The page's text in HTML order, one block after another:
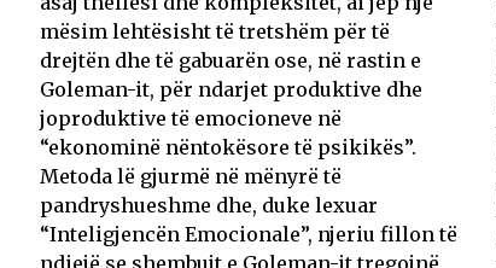
mësim lehtësisht të tretshëm për të
drejtën dhe të gabuarën ose, në rastin e
Goleman-it, për ndarjet produktive dhe
joproduktive të emocioneve në
“ekonominë nëntokësore të psikikës”.
Metoda lë gjurmë në mënyrë të
pandryshueshme dhe, duke lexuar
“Inteligjencën Emocionale”, njeriu fillon të
ndiejë se shembujt e Goleman-it tregojnë